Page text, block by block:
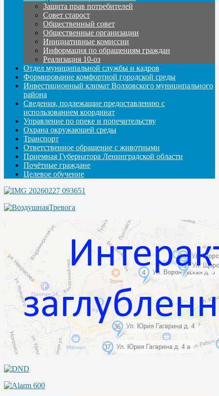
Защита прав потребителей
Совет старост
Общественный совет
Общественные организации
Инициативные комиссии
Информация по обращениям граждан
Реализация 10-оз
Отдел муниципальной службы и кадров
Формирование комфортной городской среды
Инвестиционный климат Волховского муниципального
района
Сведения, подлежащие предоставлению с
использованием координат
Управление по опеке и попечительству
Охрана окружающей среды
Транспорт
Ответственное обращение с животными
Приемная Губернатора Ленинградской области
Почётные граждане
Целевое обучение